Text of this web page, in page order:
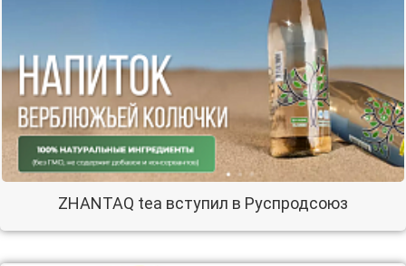
ZHANTAQ tea вступил в Руспродсоюз